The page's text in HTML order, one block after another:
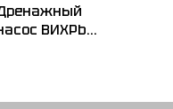
ВИХРЬ